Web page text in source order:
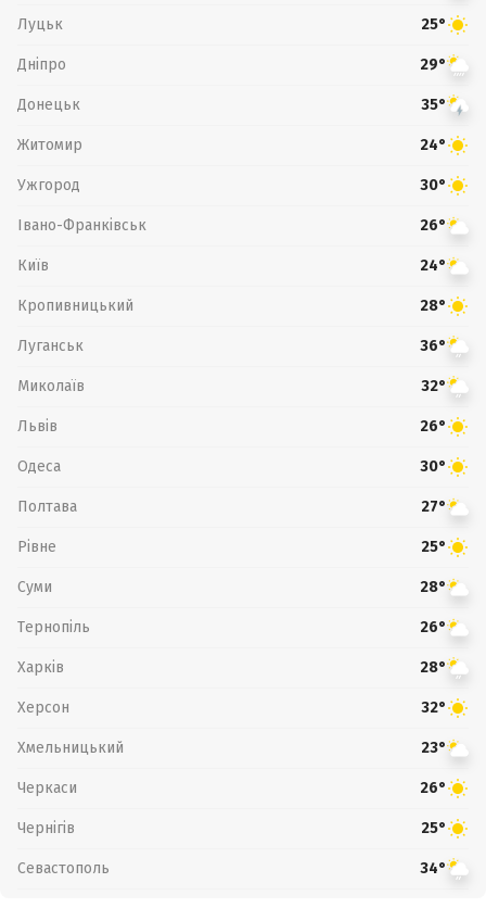
Луцьк 25°
Дніпро 29°
Донецьк 35°
Житомир 24°
Ужгород 30°
Івано-Франківськ 26°
Київ 24°
Кропивницький 28°
Луганськ 36°
Миколаїв 32°
Львів 26°
Одеса 30°
Полтава 27°
Рівне 25°
Суми 28°
Тернопіль 26°
Харків 28°
Херсон 32°
Хмельницький 23°
Черкаси 26°
Чернігів 25°
Севастополь 34°